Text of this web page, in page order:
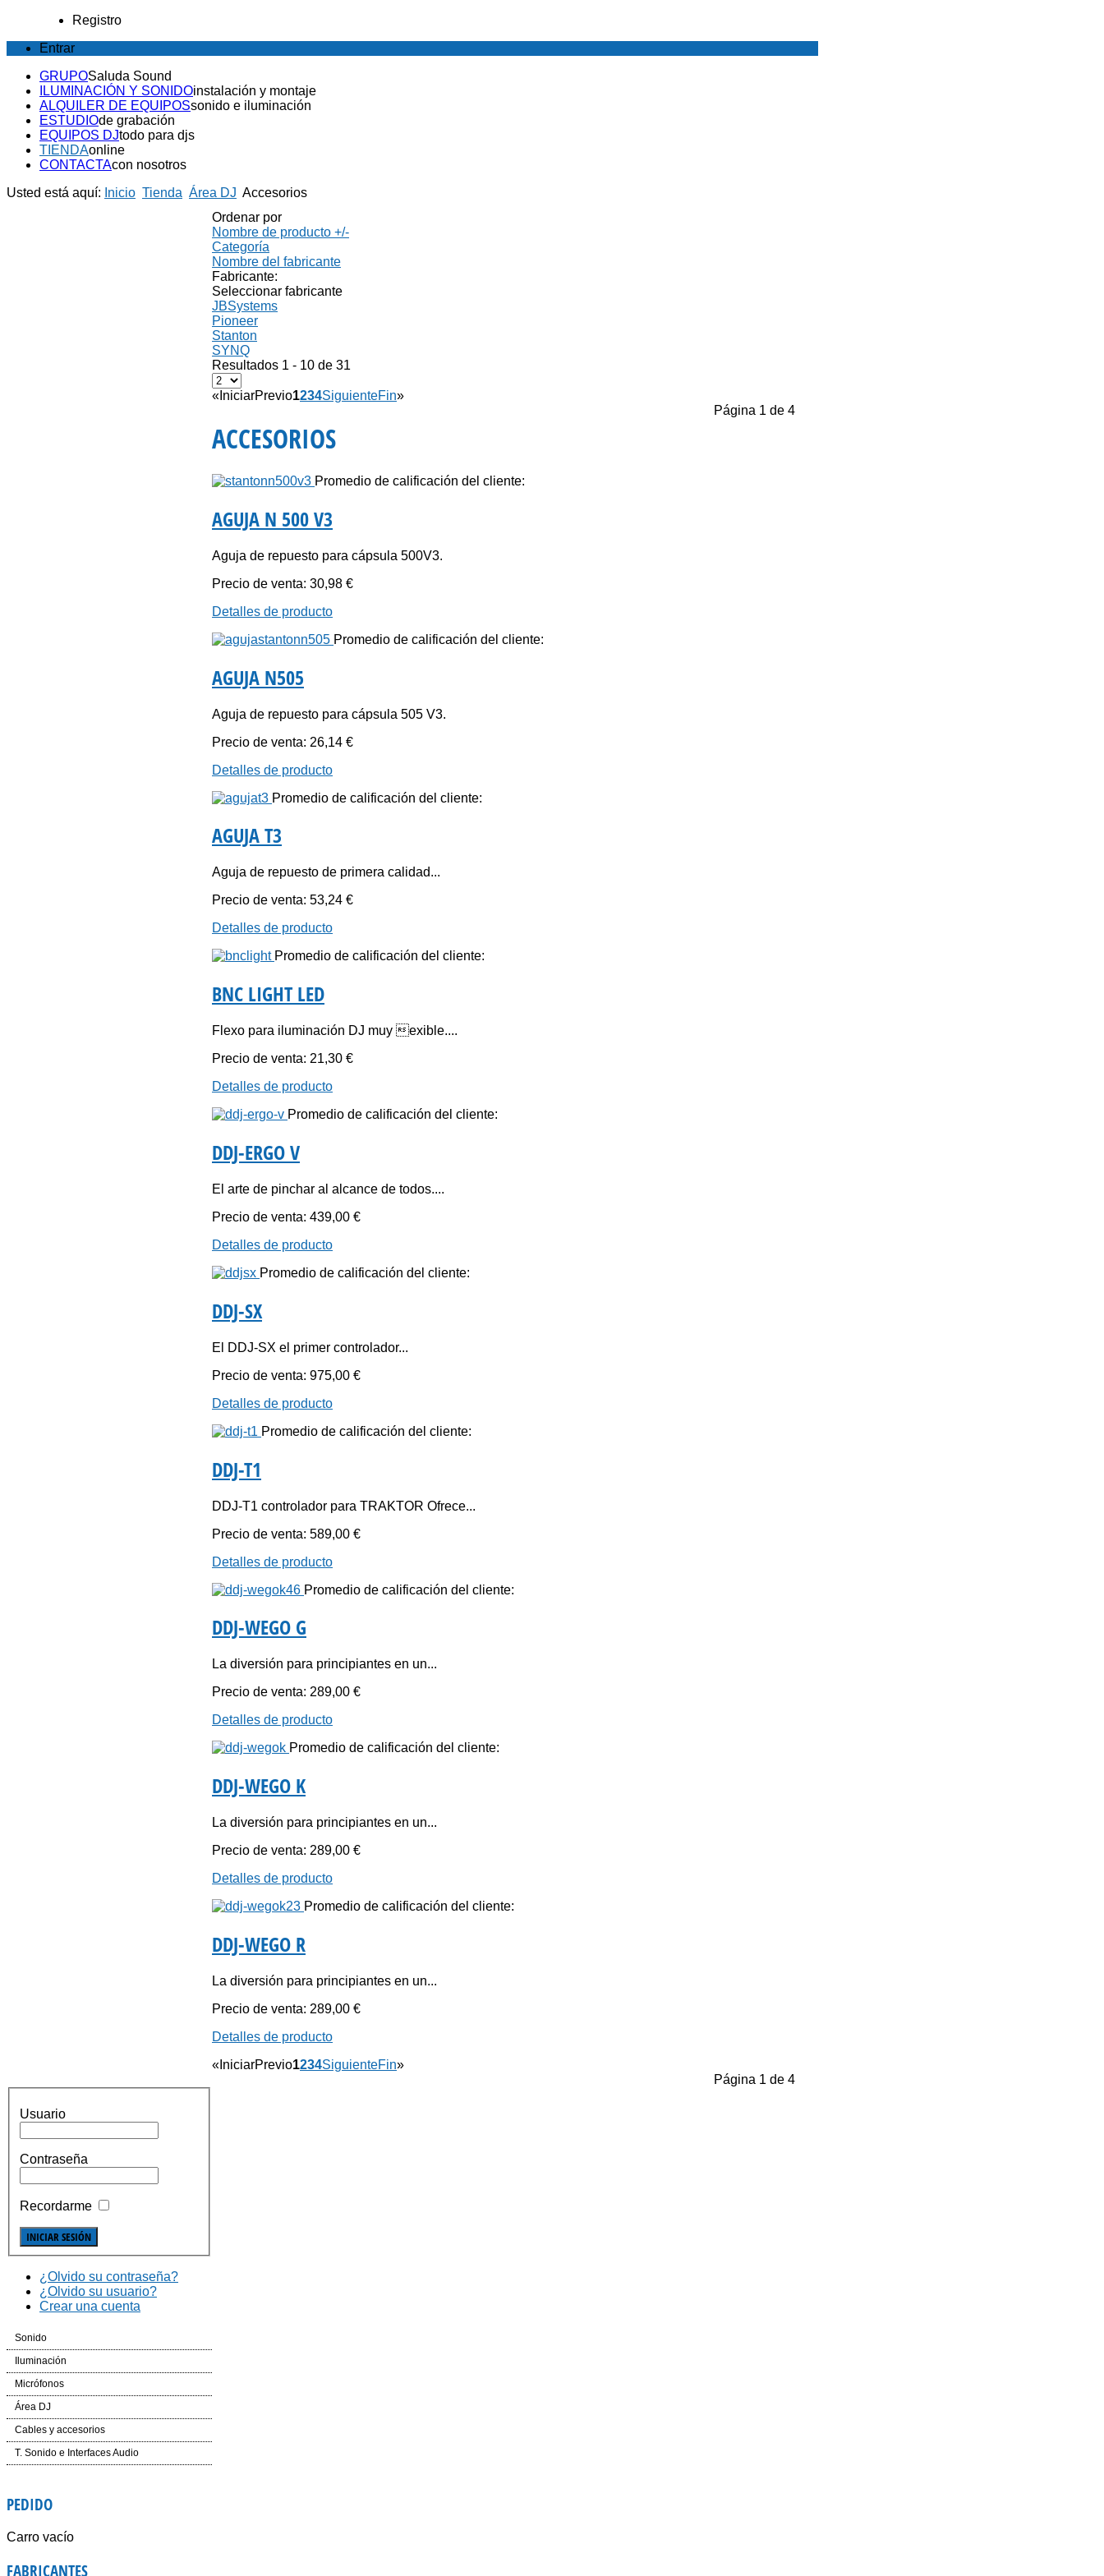
Registro
Entrar
GRUPOSaluda Sound
ILUMINACIÓN Y SONIDOinstalación y montaje
ALQUILER DE EQUIPOSsonido e iluminación
ESTUDIOde grabación
EQUIPOS DJtodo para djs
TIENDAonline
CONTACTAcon nosotros
Usted está aquí: Inicio Tienda Área DJ Accesorios
Ordenar por
Nombre de producto +/-
Categoría
Nombre del fabricante
Fabricante:
Seleccionar fabricante
JBSystems
Pioneer
Stanton
SYNQ
Resultados 1 - 10 de 31
« IniciarPrevio1234SiguienteFin»
Página 1 de 4
ACCESORIOS
Promedio de calificación del cliente:
AGUJA N 500 V3
Aguja de repuesto para cápsula 500V3.
Precio de venta: 30,98 €
Detalles de producto
Promedio de calificación del cliente:
AGUJA N505
Aguja de repuesto para cápsula 505 V3.
Precio de venta: 26,14 €
Detalles de producto
Promedio de calificación del cliente:
AGUJA T3
Aguja de repuesto de primera calidad...
Precio de venta: 53,24 €
Detalles de producto
Promedio de calificación del cliente:
BNC LIGHT LED
Flexo para iluminación DJ muy exible....
Precio de venta: 21,30 €
Detalles de producto
Promedio de calificación del cliente:
DDJ-ERGO V
El arte de pinchar al alcance de todos....
Precio de venta: 439,00 €
Detalles de producto
Promedio de calificación del cliente:
DDJ-SX
El DDJ-SX el primer controlador...
Precio de venta: 975,00 €
Detalles de producto
Promedio de calificación del cliente:
DDJ-T1
DDJ-T1 controlador para TRAKTOR Ofrece...
Precio de venta: 589,00 €
Detalles de producto
Promedio de calificación del cliente:
DDJ-WEGO G
La diversión para principiantes en un...
Precio de venta: 289,00 €
Detalles de producto
Promedio de calificación del cliente:
DDJ-WEGO K
La diversión para principiantes en un...
Precio de venta: 289,00 €
Detalles de producto
Promedio de calificación del cliente:
DDJ-WEGO R
La diversión para principiantes en un...
Precio de venta: 289,00 €
Detalles de producto
« IniciarPrevio1234SiguienteFin»
Página 1 de 4
Usuario
Contraseña
Recordarme
¿Olvido su contraseña?
¿Olvido su usuario?
Crear una cuenta
Sonido
Cajas Automplificadas
Etapas de potencia y amplificadores
Dinámica
Auriculares
Iluminación
Efectos LED
Cabezas LED
Controladores
Micrófonos
Inalámbricos
Conferencias e Instalación
Voz e Instrumentos
Área DJ
CD´S
Mesas de Mezcla
Giradiscos
Cables y accesorios
Iluminación y corriente
T. Sonido e Interfaces Audio
PEDIDO
Carro vacío
FABRICANTES